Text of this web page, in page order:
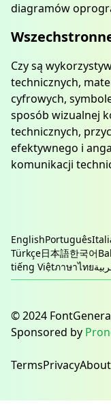
diagramów
Czy są
technicznych,
cyfrowych,
sposób wizualnej
technicznych,
efektywnego i
komunikacji
EnglishPortuguês
Türkçe日本語한국어
tiếng Việtภาษาไทย
© 2024
Sponsored by
TermsPrivacy